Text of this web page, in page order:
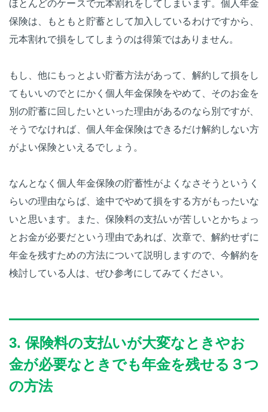
ほとんどのケースで元本割れをしてしまいます。個人年金
保険は、もともと貯蓄として加入しているわけですから、
元本割れで損をしてしまうのは得策ではありません。
もし、他にもっとよい貯蓄方法があって、解約して損をし
てもいいのでとにかく個人年金保険をやめて、そのお金を
別の貯蓄に回したいといった理由があるのなら別ですが、
そうでなければ、個人年金保険はできるだけ解約しない方
がよい保険といえるでしょう。
なんとなく個人年金保険の貯蓄性がよくなさそうというく
らいの理由ならば、途中でやめて損をする方がもったいな
いと思います。また、保険料の支払いが苦しいとかちょっ
とお金が必要だという理由であれば、次章で、解約せずに
年金を残すための方法について説明しますので、今解約を
検討している人は、ぜひ参考にしてみてください。
3. 保険料の支払いが大変なときやお
金が必要なときでも年金を残せる３つ
の方法